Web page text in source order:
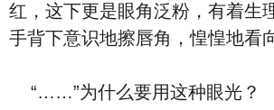
红，这下更是眼角泛粉，有着生
手背下意识地擦唇角，惶惶地看
“……”为什么要用这种眼光？